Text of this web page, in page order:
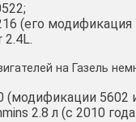
(его модификация
2.4L.
на Газель
(модификации 5602
2.8 л (с 2010